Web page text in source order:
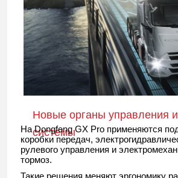
Новые органы управления
системы
На Dongfeng GX Pro применяются
коробки передач,
рулевого управления и
тормоз.
Такие решения меняют эргономику